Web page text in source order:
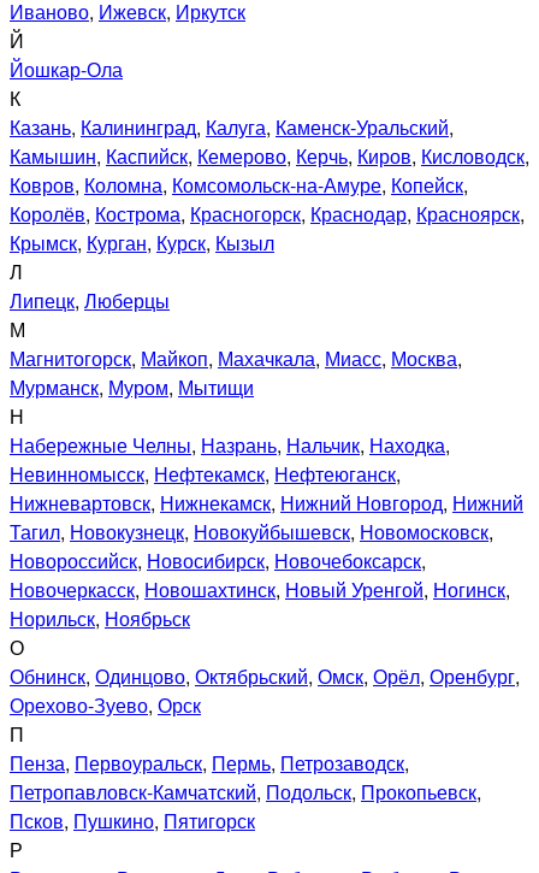
Иваново, Ижевск, Иркутск
Й
Йошкар-Ола
К
Казань, Калининград, Калуга, Каменск-Уральский,
Камышин, Каспийск, Кемерово, Керчь, Киров, Кисловодск,
Ковров, Коломна, Комсомольск-на-Амуре, Копейск,
Королёв, Кострома, Красногорск, Краснодар, Красноярск,
Крымск, Курган, Курск, Кызыл
Л
Липецк, Люберцы
М
Магнитогорск, Майкоп, Махачкала, Миасс, Москва,
Мурманск, Муром, Мытищи
Н
Набережные Челны, Назрань, Нальчик, Находка,
Невинномысск, Нефтекамск, Нефтеюганск,
Нижневартовск, Нижнекамск, Нижний Новгород, Нижний
Тагил, Новокузнецк, Новокуйбышевск, Новомосковск,
Новороссийск, Новосибирск, Новочебоксарск,
Новочеркасск, Новошахтинск, Новый Уренгой, Ногинск,
Норильск, Ноябрьск
О
Обнинск, Одинцово, Октябрьский, Омск, Орёл, Оренбург,
Орехово-Зуево, Орск
П
Пенза, Первоуральск, Пермь, Петрозаводск,
Петропавловск-Камчатский, Подольск, Прокопьевск,
Псков, Пушкино, Пятигорск
Р